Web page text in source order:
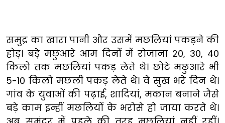
समुद्र का खारा पानी और उसमें मछलियां पकड़ने की
होड़। बड़े मछुआरे आम दिनों में रोजाना 20, 30, 40
किलो तक मछलियां पकड़ लेते थे। छोटे मछुआरे भी
5-10 किलो मछली पकड़ लेते थे। वे सुख भरे दिन थे।
गांव के युवाओं की पढ़ाई, शादियां, मकान बनाने जैसे
बड़े काम इन्हीं मछलियों के भरोसे हो जाया करते थे।